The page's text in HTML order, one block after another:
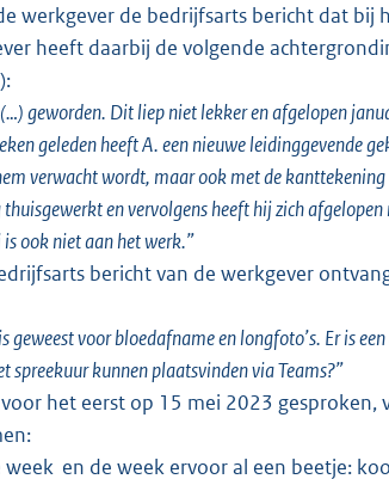
de bedrijfsarts bericht dat bij
heeft daarbij de volgende
geworden. Dit liep niet lekker en afgelopen
geleden heeft A. een nieuwe leidinggevende
verwacht wordt, maar ook met de
en vervolgens heeft hij zich
ook niet aan het werk.”
bericht van de werkgever
geweest voor bloedafname en longfoto’s. Er is
spreekuur kunnen plaatsvinden via Teams?”
het eerst op 15 mei 2023 gesproken,
en de week ervoor al een beetje: